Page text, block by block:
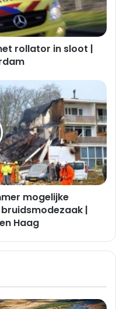
rollator in sloot |
mogelijke
|
Haag